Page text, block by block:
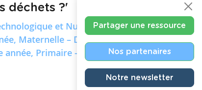
déchets ?'
et Numérique)
Maternelle – Deuxième
année, Primaire – Deuxième
Partager une ressource
Nos partenaires
Notre newsletter